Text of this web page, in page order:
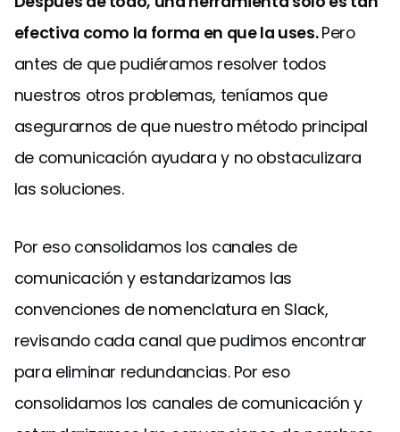
efectiva como la forma en que la uses.Pero
antes de que pudiéramos resolver todos
nuestros otros problemas, teníamos que
asegurarnos de que nuestro método principal
de comunicación ayudara y no obstaculizara
las soluciones.
Por eso consolidamos los canales de
comunicación y estandarizamos las
convenciones de nomenclatura en Slack,
revisando cada canal que pudimos encontrar
para eliminar redundancias. Por eso
consolidamos los canales de comunicación y